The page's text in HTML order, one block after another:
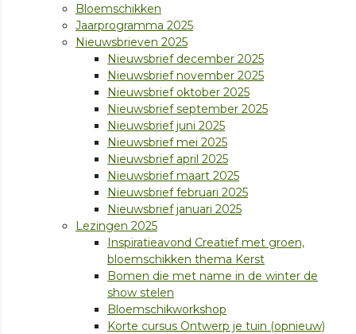
Bloemschikken
Jaarprogramma 2025
Nieuwsbrieven 2025
Nieuwsbrief december 2025
Nieuwsbrief november 2025
Nieuwsbrief oktober 2025
Nieuwsbrief september 2025
Nieuwsbrief juni 2025
Nieuwsbrief mei 2025
Nieuwsbrief april 2025
Nieuwsbrief maart 2025
Nieuwsbrief februari 2025
Nieuwsbrief januari 2025
Lezingen 2025
Inspiratieavond Creatief met groen,
bloemschikken thema Kerst
Bomen die met name in de winter de
show stelen
Bloemschikworkshop
Korte cursus Ontwerp je tuin (opnieuw)